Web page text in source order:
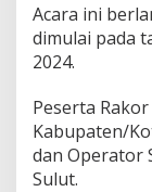
Acara ini
dimulai pada
2024.
Peserta
Kabupaten/
dan Operator
Sulut.